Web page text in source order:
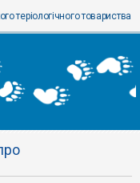
теріологічного товариства